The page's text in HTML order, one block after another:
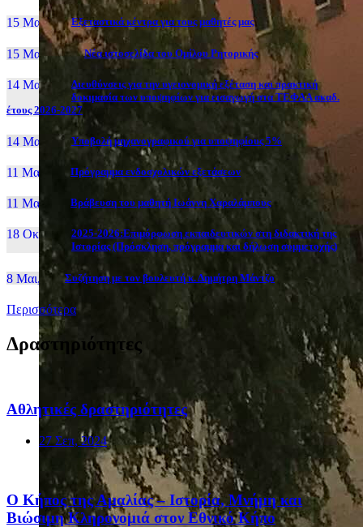
15 Μαι, 26 Εξεταστικά κέντρα για τους μαθητές μας
15 Μαι, 2026 Νέα ιστοσελίδα του Ομίλου Ρητορικής
14 Μαι, 26
Διευθύνσεις για την υγειονομική εξέταση και πρακτική
δοκιμασία των υποψηφίων για εισαγωγή στα ΤΕΦΑΑ ακαδ.
έτους 2026-2027
14 Μαι, 26 Yποβολή μηχανογραφικού για υποψηφίους 5%
11 Μαι, 26 Πρόγραμμα ενδοσχολικών εξετάσεων
11 Μαι, 26 Βράβευση του μαθητή Ιωάννη Χαραλάμπους
18 Οκτ, 25
2025-2026:Επιμόρφωση εκπαιδευτικών στη διδακτική της
Ιστορίας (Πρόσκληση, πρόγραμμα και δήλωση συμμετοχής)
8 Μαι, 26 Συζήτηση με τον βουλευτή κ. Δημήτρη Μάντζο
Περισσότερα
Δραστηριότητες
Αθλητικές δραστηριότητες
27 Σεπ, 2024
Ο Κήπος της Αμαλίας – Ιστορία, Μνήμη και
Βιώσιμη Κληρονομιά στον Εθνικό Κήπο